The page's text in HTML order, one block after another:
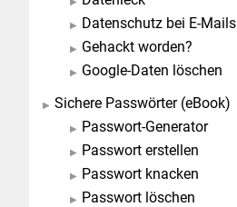
Datenschutz bei E-Mails
Gehackt worden?
Google-Daten löschen
Sichere Passwörter (eBook)
Passwort-Generator
Passwort erstellen
Passwort knacken
Passwort löschen